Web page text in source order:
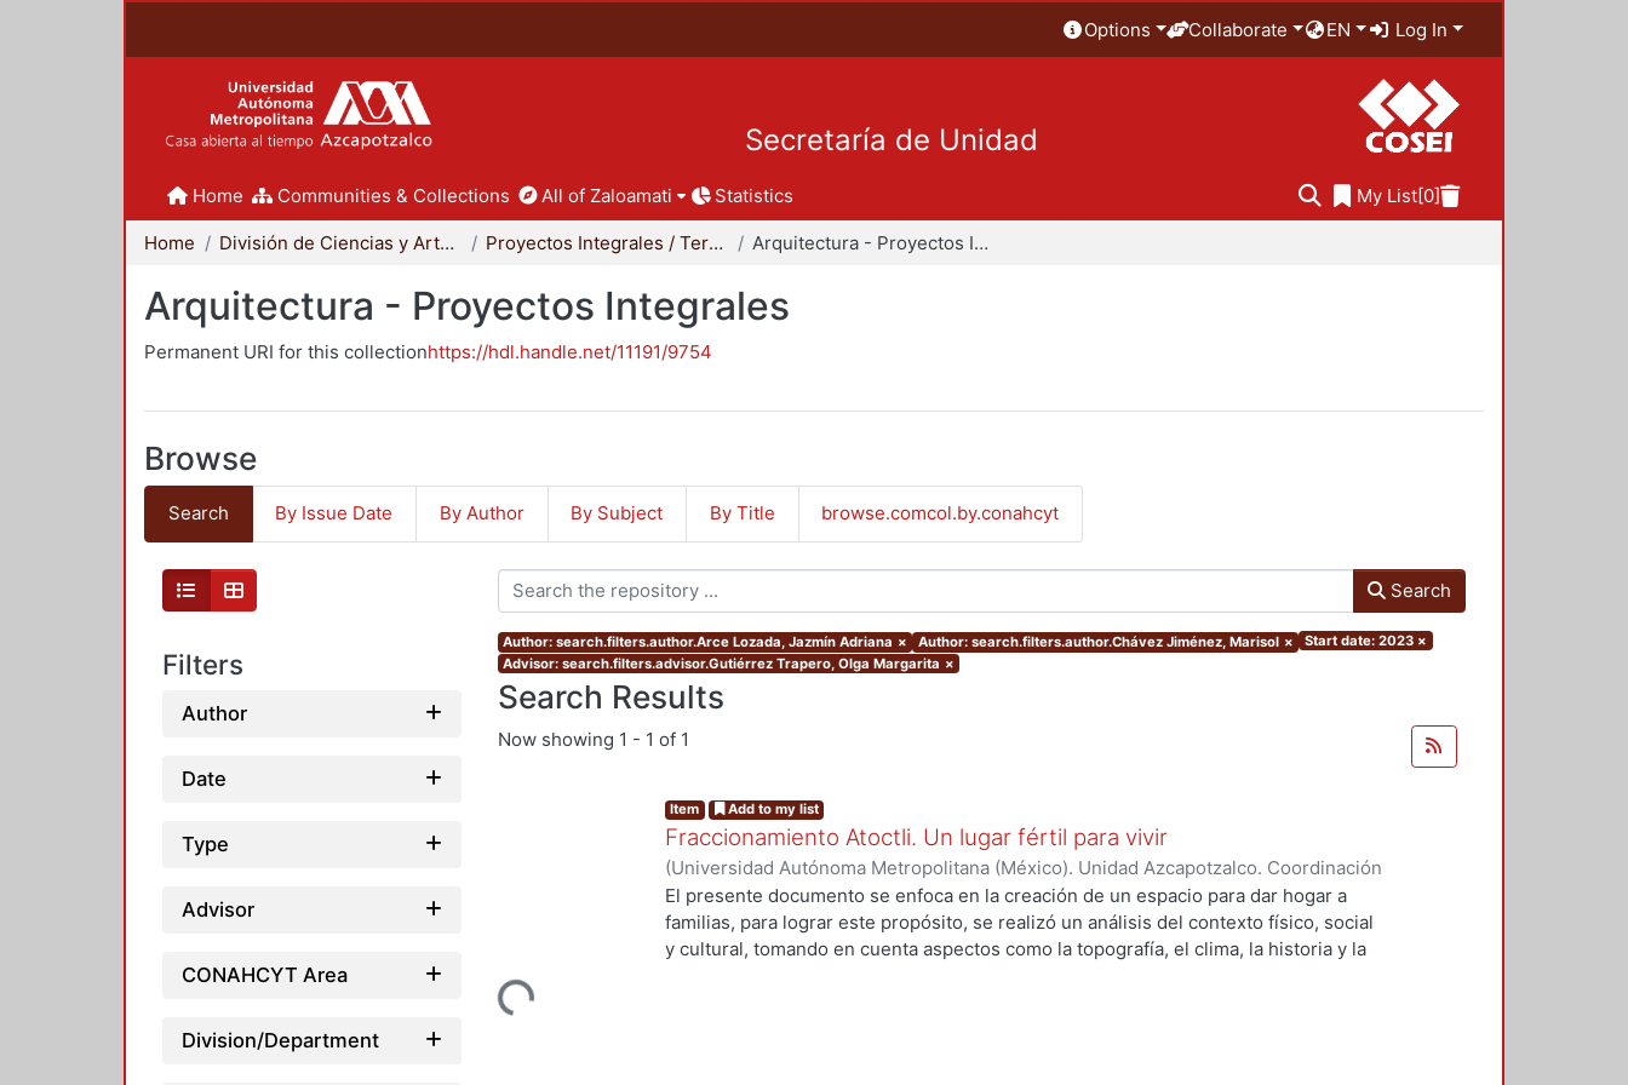
Options Collaborate EN Log In
Secretaría de Unidad
Home Communities & Collections All of Zaloamati Statistics My List[0]
Home División de Ciencias y Artes para el Diseño Proyectos Integrales / Terminales - Licenciatura Arquitectura - Proyectos Integrales
Arquitectura - Proyectos Integrales
Permanent URI for this collectionhttps://hdl.handle.net/11191/9754
Browse
Search By Issue Date By Author By Subject By Title browse.comcol.by.conahcyt
Filters
Author
Date
Type
Advisor
CONAHCYT Area
Division/Department
Search
Author: search.filters.author.Arce Lozada, Jazmín Adriana × Author: search.filters.author.Chávez Jiménez, Marisol × Start date: 2023 ×
Advisor: search.filters.advisor.Gutiérrez Trapero, Olga Margarita ×
Search Results
Now showing 1 - 1 of 1
Loading...
Item Add to my list
Fraccionamiento Atoctli. Un lugar fértil para vivir
(Universidad Autónoma Metropolitana (México). Unidad Azcapotzalco. Coordinación
de Servicios de Información.,2023-06-30)Campa Cruz, Claudia Alondra;Arce
Lozada, Jazmín Adriana; Chávez Jiménez, Marisol
El presente documento se enfoca en la creación de un espacio para dar hogar a
familias, para lograr este propósito, se realizó un análisis del contexto físico, social
y cultural, tomando en cuenta aspectos como la topografía, el clima, la historia y la